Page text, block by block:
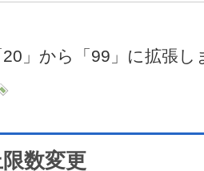
」から「99」に拡張し
数変更